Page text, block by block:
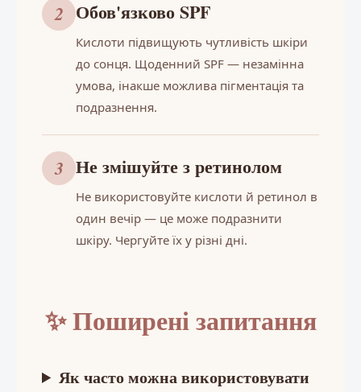
2 Обов'язково SPF
Кислоти підвищують чутливість шкіри
до сонця. Щоденний SPF — незамінна
умова, інакше можлива пігментація та
подразнення.
3 Не змішуйте з ретинолом
Не використовуйте кислоти й ретинол в
один вечір — це може подразнити
шкіру. Чергуйте їх у різні дні.
✨ Поширені запитання
Як часто можна використовувати